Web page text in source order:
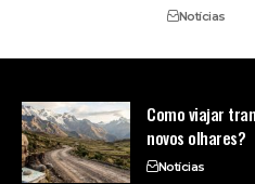
Notícias
Como viajar
novos olhares?
Notícias